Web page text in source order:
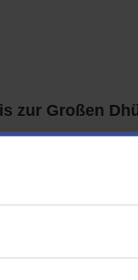
zur Großen
durchgängig
und